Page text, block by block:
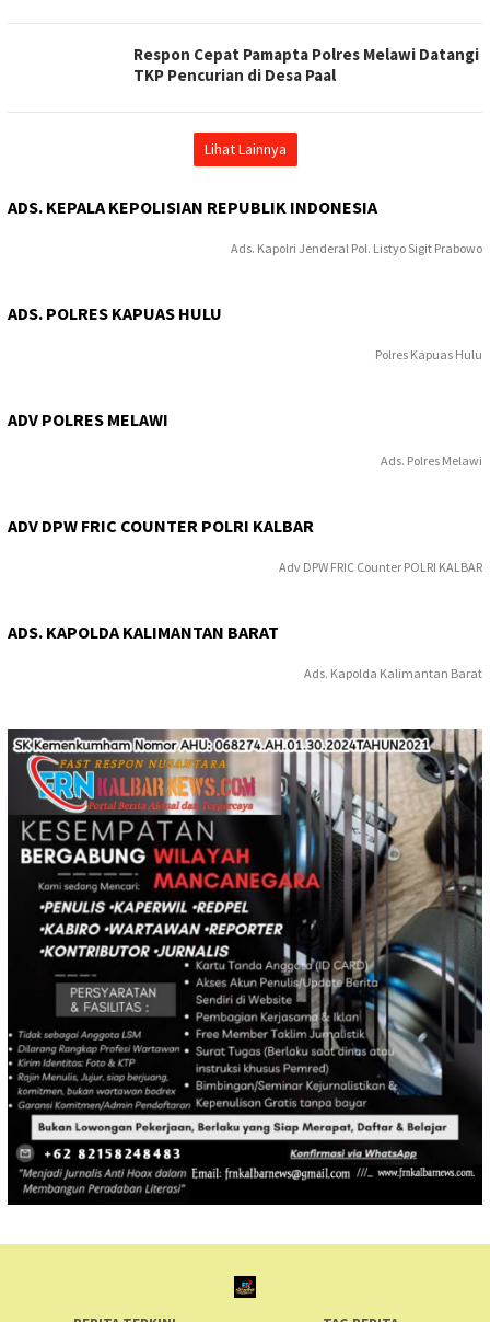
Respon Cepat Pamapta Polres Melawi Datangi
TKP Pencurian di Desa Paal
Lihat Lainnya
ADS. KEPALA KEPOLISIAN REPUBLIK INDONESIA
Ads. Kapolri Jenderal Pol. Listyo Sigit Prabowo
ADS. POLRES KAPUAS HULU
Polres Kapuas Hulu
ADV POLRES MELAWI
Ads. Polres Melawi
ADV DPW FRIC COUNTER POLRI KALBAR
Adv DPW FRIC Counter POLRI KALBAR
ADS. KAPOLDA KALIMANTAN BARAT
Ads. Kapolda Kalimantan Barat